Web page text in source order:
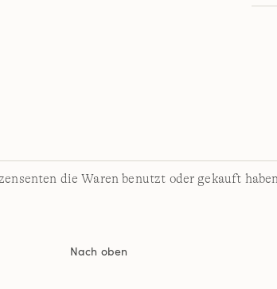
die Waren benutzt oder gekauft
Nach oben